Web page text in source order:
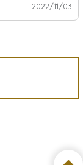
2022/11/03